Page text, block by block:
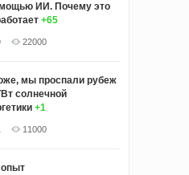
ИИ. Почему это
+65
22000
мы проспали рубеж
солнечной
+1
11000